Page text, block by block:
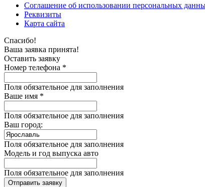
Соглашение об использовании персональных
Реквизиты
Карта сайта
Спасибо!
Ваша заявка принята!
Оставить заявку
Номер телефона *
Поля обязательное для заполнения
Ваше имя *
Поля обязательное для заполнения
Ваш город:
Поля обязательное для заполнения
Модель и год выпуска авто
Поля обязательное для заполнения
Отправить заявку